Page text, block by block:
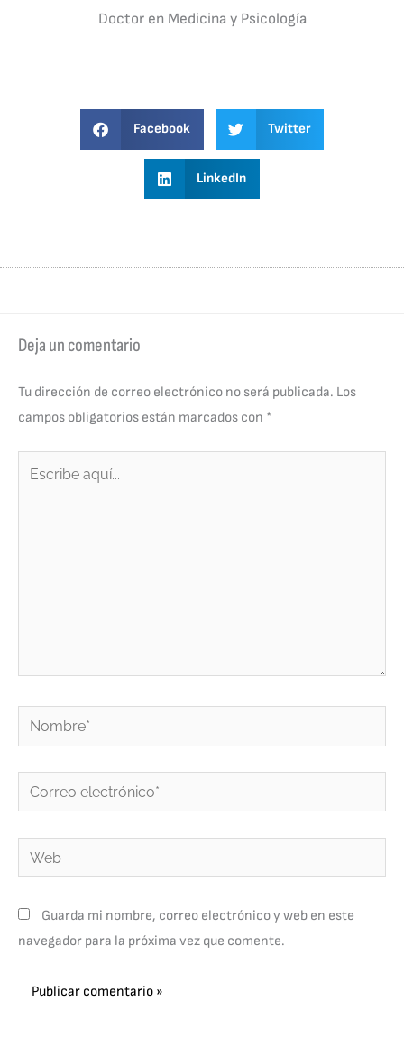
Doctor en Medicina y Psicología
Facebook Twitter
LinkedIn
Deja un comentario
Tu dirección de correo electrónico no será publicada. Los
campos obligatorios están marcados con *
Nombre*
Correo
electrónico*
Web
Guarda mi nombre, correo electrónico y web en este
navegador para la próxima vez que comente.